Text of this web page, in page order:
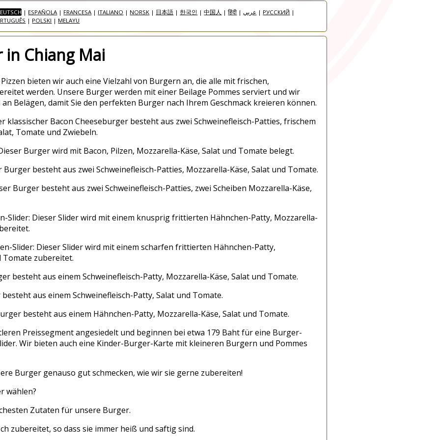
| ESPAÑOLA | FRANCESA | ITALIANO | NORSK | 日本語 | 한국인 |中国人 |हिंदी |عربي | РУССКИЙ |
| POLSKI | MELAYU
Chiang Mai
bieten wir auch eine Vielzahl von Burgern an, die alle mit frischen,
werden. Unsere Burger werden mit einer Beilage Pommes serviert und wir
Belägen, damit Sie den perfekten Burger nach Ihrem Geschmack kreieren können.
klassischer Bacon Cheeseburger besteht aus zwei Schweinefleisch-Patties, frischem
Tomate und Zwiebeln.
Burger wird mit Bacon, Pilzen, Mozzarella-Käse, Salat und Tomate belegt.
besteht aus zwei Schweinefleisch-Patties, Mozzarella-Käse, Salat und Tomate.
Burger besteht aus zwei Schweinefleisch-Patties, zwei Scheiben Mozzarella-Käse,
Slider: Dieser Slider wird mit einem knusprig frittierten Hähnchen-Patty, Mozzarella-
Slider: Dieser Slider wird mit einem scharfen frittierten Hähnchen-Patty,
Tomate zubereitet.
besteht aus einem Schweinefleisch-Patty, Mozzarella-Käse, Salat und Tomate.
aus einem Schweinefleisch-Patty, Salat und Tomate.
besteht aus einem Hähnchen-Patty, Mozzarella-Käse, Salat und Tomate.
Preissegment angesiedelt und beginnen bei etwa 179 Baht für eine Burger-
Wir bieten auch eine Kinder-Burger-Karte mit kleineren Burgern und Pommes
Burger genauso gut schmecken, wie wir sie gerne zubereiten!
wählen?
Zutaten für unsere Burger.
zubereitet, so dass sie immer heiß und saftig sind.